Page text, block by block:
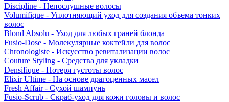
Discipline - Непослушные волосы
Volumifique - Уплотняющий уход для создания объема тонких
волос
Blond Absolu - Уход для любых граней блонда
Fusio-Dose - Молекулярные коктейли для волос
Chronologiste - Искусство ревитализации волос
Couture Styling - Средства для укладки
Densifique - Потеря густоты волос
Elixir Ultime - На основе драгоценных масел
Fresh Affair - Сухой шампунь
Fusio-Scrub - Скраб-уход для кожи головы и волос